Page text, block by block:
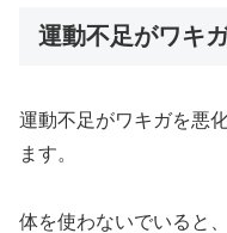
運動不足がワキ
運動不足がワキガを悪
ます。
体を使わないでいると